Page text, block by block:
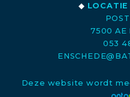
◆ LOCATIE
7500 AE
053
Deze website wordt